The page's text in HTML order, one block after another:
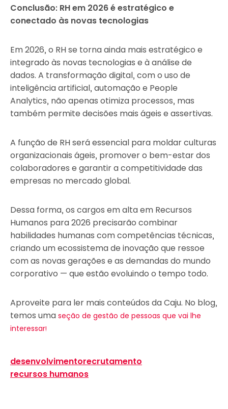
Conclusão: RH em 2026 é estratégico e
conectado às novas tecnologias
Em 2026, o RH se torna ainda mais estratégico e
integrado às novas tecnologias e à análise de
dados. A transformação digital, com o uso de
inteligência artificial, automação e People
Analytics, não apenas otimiza processos, mas
também permite decisões mais ágeis e assertivas.
A função de RH será essencial para moldar culturas
organizacionais ágeis, promover o bem-estar dos
colaboradores e garantir a competitividade das
empresas no mercado global.
Dessa forma, os cargos em alta em Recursos
Humanos para 2026 precisarão combinar
habilidades humanas com competências técnicas,
criando um ecossistema de inovação que ressoe
com as novas gerações e as demandas do mundo
corporativo — que estão evoluindo o tempo todo.
Aproveite para ler mais conteúdos da Caju. No blog,
temos uma seção de gestão de pessoas que vai lhe
interessar!
desenvolvimentorecrutamento
recursos humanos